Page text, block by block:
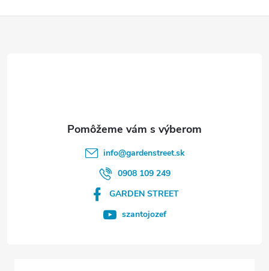
info@gardenstreet.sk
0908 109 249
GARDEN STREET
szantojozef